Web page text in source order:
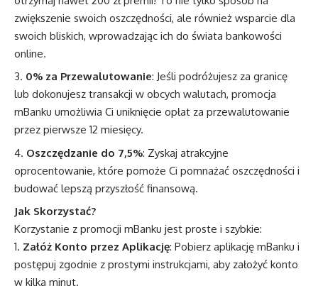
zwiększenie swoich oszczędności, ale również wsparcie dla
swoich bliskich, wprowadzając ich do świata bankowości
online.
0% za Przewalutowanie: Jeśli podróżujesz za granicę
lub dokonujesz transakcji w obcych walutach, promocja
mBanku umożliwia Ci uniknięcie opłat za przewalutowanie
przez pierwsze 12 miesięcy.
Oszczędzanie do 7,5%: Zyskaj atrakcyjne
oprocentowanie, które pomoże Ci pomnażać oszczędności i
budować lepszą przyszłość finansową.
Jak Skorzystać?
Korzystanie z promocji mBanku jest proste i szybkie:
Załóż Konto przez Aplikację: Pobierz aplikację mBanku i
postępuj zgodnie z prostymi instrukcjami, aby założyć konto
w kilka minut.